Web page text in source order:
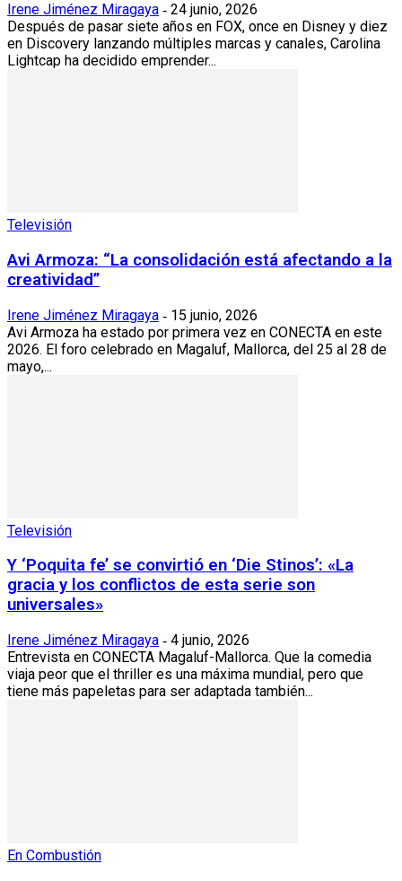
Irene Jiménez Miragaya - 24 junio, 2026
Después de pasar siete años en FOX, once en Disney y diez
en Discovery lanzando múltiples marcas y canales, Carolina
Lightcap ha decidido emprender...
Televisión
Avi Armoza: “La consolidación está afectando a la
creatividad”
Irene Jiménez Miragaya - 15 junio, 2026
Avi Armoza ha estado por primera vez en CONECTA en este
2026. El foro celebrado en Magaluf, Mallorca, del 25 al 28 de
mayo,...
Televisión
Y ‘Poquita fe’ se convirtió en ‘Die Stinos’: «La
gracia y los conflictos de esta serie son
universales»
Irene Jiménez Miragaya - 4 junio, 2026
Entrevista en CONECTA Magaluf-Mallorca. Que la comedia
viaja peor que el thriller es una máxima mundial, pero que
tiene más papeletas para ser adaptada también...
En Combustión